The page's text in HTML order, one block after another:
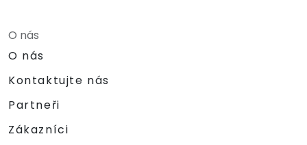
O nás
O nás
Kontaktujte nás
Partneři
Zákazníci